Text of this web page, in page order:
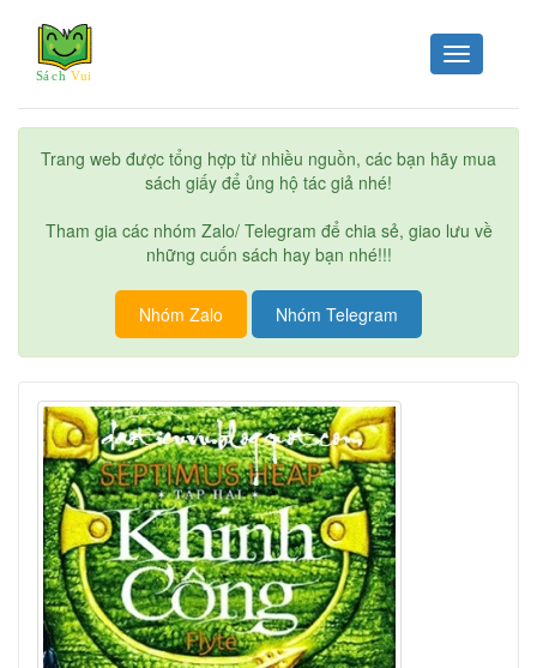
Toggle
navigation
Trang web được tổng hợp từ nhiều nguồn, các bạn hãy mua
sách giấy để ủng hộ tác giả nhé!
Tham gia các nhóm Zalo/ Telegram để chia sẻ, giao lưu về
những cuốn sách hay bạn nhé!!!
Nhóm Zalo Nhóm Telegram